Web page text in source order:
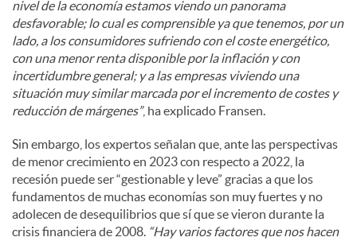
nivel de la economía estamos viendo un panorama
desfavorable; lo cual es comprensible ya que tenemos, por un
lado, a los consumidores sufriendo con el coste energético,
con una menor renta disponible por la inflación y con
incertidumbre general; y a las empresas viviendo una
situación muy similar marcada por el incremento de costes y
reducción de márgenes”, ha explicado Fransen.
Sin embargo, los expertos señalan que, ante las perspectivas
de menor crecimiento en 2023 con respecto a 2022, la
recesión puede ser “gestionable y leve” gracias a que los
fundamentos de muchas economías son muy fuertes y no
adolecen de desequilibrios que sí que se vieron durante la
crisis financiera de 2008. “Hay varios factores que nos hacen